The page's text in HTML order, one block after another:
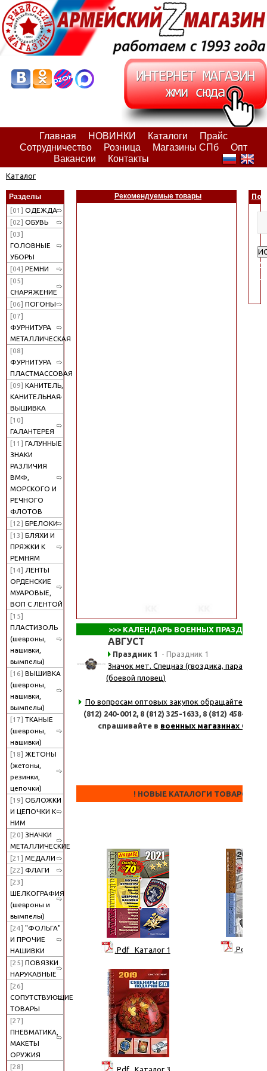
Главная НОВИНКИ Каталоги
Прайс
Сотрудничество
Розница Магазины СПб
Опт
Вакансии
Контакты
Каталог
Разделы
[01] ОДЕЖДА
[02] ОБУВЬ
[03]
ГОЛОВНЫЕ
УБОРЫ
[04] РЕМНИ
[05]
СНАРЯЖЕНИЕ
[06] ПОГОНЫ
[07]
ФУРНИТУРА
МЕТАЛЛИЧЕСКАЯ
[08]
ФУРНИТУРА
ПЛАСТМАССОВАЯ
[09] КАНИТЕЛЬ,
КАНИТЕЛЬНАЯ
ВЫШИВКА
[10]
ГАЛАНТЕРЕЯ
[11] ГАЛУННЫЕ
ЗНАКИ
РАЗЛИЧИЯ
ВМФ,
МОРСКОГО И
РЕЧНОГО
ФЛОТОВ
[12] БРЕЛОКИ
[13] БЛЯХИ И
ПРЯЖКИ К
РЕМНЯМ
[14] ЛЕНТЫ
ОРДЕНСКИЕ
МУАРОВЫЕ,
ВОП С ЛЕНТОЙ
[15]
ПЛАСТИЗОЛЬ
(шевроны,
нашивки,
вымпелы)
[16] ВЫШИВКА
(шевроны,
нашивки,
вымпелы)
[17] ТКАНЫЕ
(шевроны,
нашивки)
[18] ЖЕТОНЫ
(жетоны,
резинки,
цепочки)
[19] ОБЛОЖКИ
И ЦЕПОЧКИ К
НИМ
[20] ЗНАЧКИ
МЕТАЛЛИЧЕСКИЕ
[21] МЕДАЛИ
[22] ФЛАГИ
[23]
ШЕЛКОГРАФИЯ
(шевроны и
вымпелы)
[24] "ФОЛЬГА"
И ПРОЧИЕ
НАШИВКИ
[25] ПОВЯЗКИ
НАРУКАВНЫЕ
[26]
СОПУТСТВУЮЩИЕ
ТОВАРЫ
[27]
ПНЕВМАТИКА,
МАКЕТЫ
ОРУЖИЯ
[28]
Рекомендуемые товары
>>> КАЛЕНДАРЬ ВОЕННЫХ
АВГУСТ
Праздник 1 - Праздник 1
Значок мет. Спецназ (гвоздика, парашют,
(боевой пловец)
По вопросам оптовых закупок обращайтесь
(812) 240-0012, 8 (812) 325-1633, 8 (812) 458-8347
спрашивайте в военных магазинах СПб
! НОВЫЕ КАТАЛОГИ ТОВАРОВ !
.Pdf Каталог 1 .Pdf
.Pdf Каталог 3